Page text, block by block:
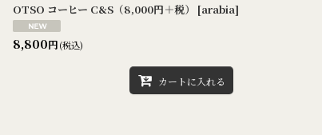
OTSO コーヒー C&S（8,000円＋税） [arabia]
8,800円(税込)
カートに入れる